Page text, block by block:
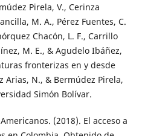
Pirela, V., Cerinza
M. A., Pérez Fuentes, C.
Chacón, L. F., Carrillo
M. E., & Agudelo Ibáñez,
fronterizas en y desde
Arias, N., & Bermúdez Pirela,
Simón Bolívar.
(2018). El acceso a